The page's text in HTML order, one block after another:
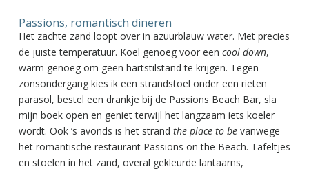
Passions, romantisch dineren
Het zachte zand loopt over in azuurblauw water. Met precies
de juiste temperatuur. Koel genoeg voor een cool down,
warm genoeg om geen hartstilstand te krijgen. Tegen
zonsondergang kies ik een strandstoel onder een rieten
parasol, bestel een drankje bij de Passions Beach Bar, sla
mijn boek open en geniet terwijl het langzaam iets koeler
wordt. Ook ’s avonds is het strand the place to bevanwege
het romantische restaurant Passions on the Beach. Tafeltjes
en stoelen in het zand, overal gekleurde lantaarns,